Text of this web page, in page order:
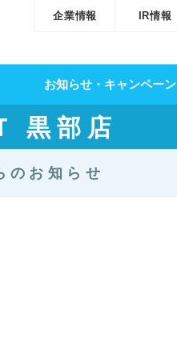
企業情報 IR情報
お知らせ・キャンペーン
黒部店
のお知らせ